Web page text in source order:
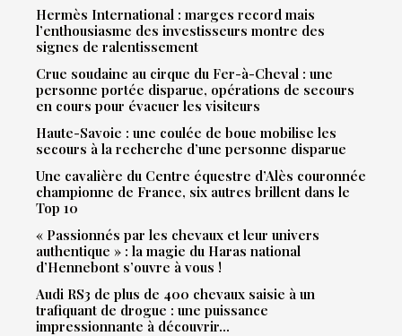
Hermès International : marges record mais
l’enthousiasme des investisseurs montre des
signes de ralentissement
Crue soudaine au cirque du Fer-à-Cheval : une
personne portée disparue, opérations de secours
en cours pour évacuer les visiteurs
Haute-Savoie : une coulée de boue mobilise les
secours à la recherche d’une personne disparue
Une cavalière du Centre équestre d’Alès couronnée
championne de France, six autres brillent dans le
Top 10
« Passionnés par les chevaux et leur univers
authentique » : la magie du Haras national
d’Hennebont s’ouvre à vous !
Audi RS3 de plus de 400 chevaux saisie à un
trafiquant de drogue : une puissance
impressionnante à découvrir…